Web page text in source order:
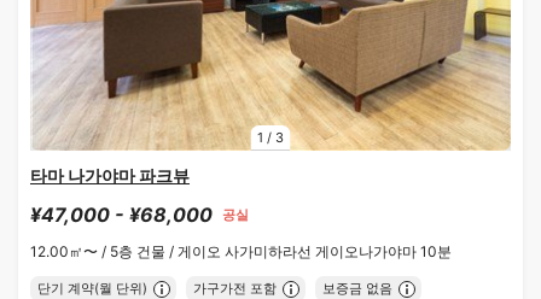
1 / 3
타마 나가야마 파크뷰
¥47,000 - ¥68,000 공실
12.00㎡〜 / 5층 건물 / 게이오 사가미하라선 게이오나가야마 10분
단기 계약(월 단위) 가구가전 포함 보증금 없음